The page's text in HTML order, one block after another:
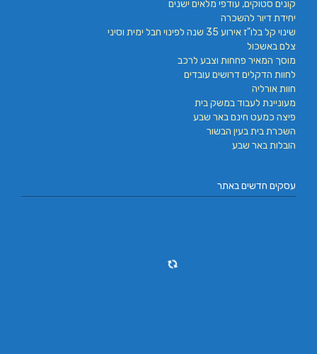
קונים סטוקים, עודפי מלאים ישנים
יחידת דיור להשכרה
שינוי קל בלו"ז אירוע 35 שנה לפינוי חבל ימית וסיני
צלם באשכול
מוסך המאיר פחחות וצבע לרכב
לחוות הדקלים דרושים עובדים
חוות אורליה
מעוניינת לעבוד במשק בית
פיצה כמעט חינם באר שבע
השכרת בית בעין הבשור
הובלות באר שבע
עסקים חדשים באתר